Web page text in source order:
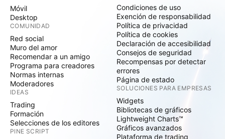
Móvil
Desktop
COMUNIDAD
Red social
Muro del amor
Recomendar a un amigo
Programa para creadores
Normas internas
Moderadores
IDEAS
Trading
Formación
Selecciones de los editores
PINE SCRIPT
Condiciones de uso
Exención de responsabilidad
Política de privacidad
Política de cookies
Declaración de accesibilidad
Consejos de seguridad
Recompensas por detectar
errores
Página de estado
SOLUCIONES PARA EMPRESAS
Widgets
Bibliotecas de gráficos
Lightweight Charts™
Gráficos avanzados
Plataforma de trading